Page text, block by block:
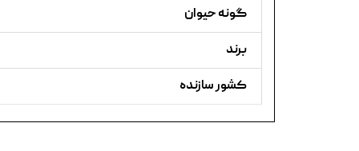
گونه حیوان
برند
کشور سازنده